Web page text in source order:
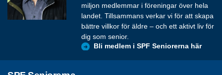
miljon medlemmar i föreningar över hela
landet. Tillsammans verkar vi för att skapa
bättre villkor för äldre – och ett aktivt liv för
dig som senior.
Bli medlem i SPF Seniorerna här